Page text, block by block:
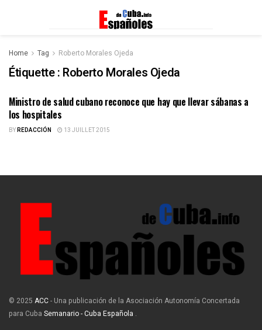
Home Tag Roberto Morales Ojeda
Étiquette : Roberto Morales Ojeda
ESPAÑOLES DE CUBA
Ministro de salud cubano reconoce que hay que llevar sábanas a
los hospitales
BYREDACCIÓN 13 JUILLET 2015
© 2025 ACC- Una publicación de la Asociación Autonomía Concertada
para Cuba Semanario - Cuba Española .